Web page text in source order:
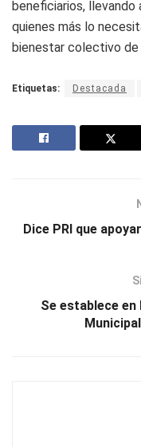
beneficiarios,
quienes más lo
bienestar colectivo
Etiquetas: Destacada
Dice PRI que
Se establece en